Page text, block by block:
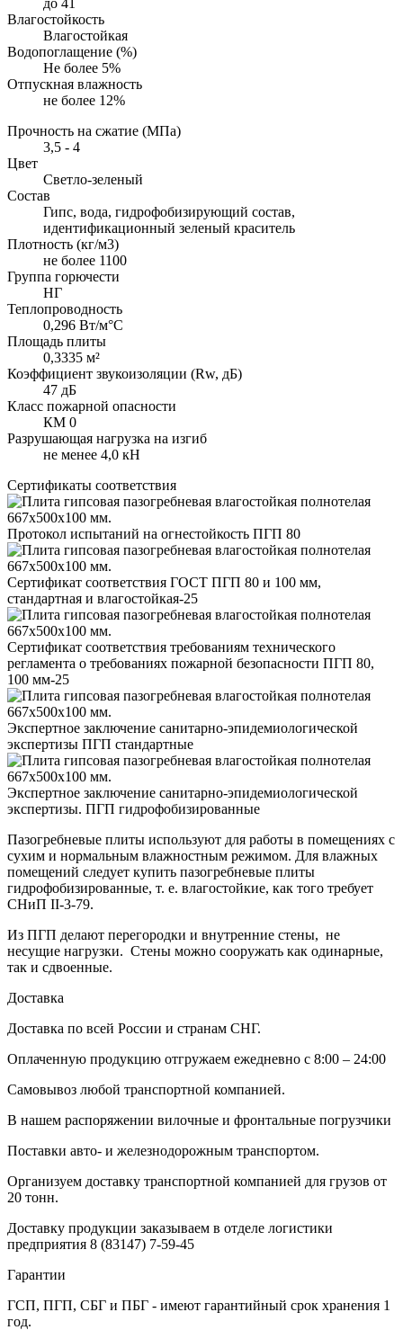
до 41
Влагостойкость
Влагостойкая
Водопоглащение (%)
Не более 5%
Отпускная влажность
не более 12%
Прочность на сжатие (МПа)
3,5 - 4
Цвет
Светло-зеленый
Состав
Гипс, вода, гидрофобизирующий состав,
идентификационный зеленый краситель
Плотность (кг/м3)
не более 1100
Группа горючести
НГ
Теплопроводность
0,296 Вт/м°С
Площадь плиты
0,3335 м²
Коэффициент звукоизоляции (Rw, дБ)
47 дБ
Класс пожарной опасности
КМ 0
Разрушающая нагрузка на изгиб
не менее 4,0 кН
Сертификаты соответствия
Протокол испытаний на огнестойкость ПГП 80
Сертификат соответствия ГОСТ ПГП 80 и 100 мм,
стандартная и влагостойкая-25
Сертификат соответствия требованиям технического
регламента о требованиях пожарной безопасности ПГП 80,
100 мм-25
Экспертное заключение санитарно-эпидемиологической
экспертизы ПГП стандартные
Экспертное заключение санитарно-эпидемиологической
экспертизы. ПГП гидрофобизированные
Пазогребневые плиты используют для работы в помещениях с
сухим и нормальным влажностным режимом. Для влажных
помещений следует купить пазогребневые плиты
гидрофобизированные, т. е. влагостойкие, как того требует
СНиП II-3-79.
Из ПГП делают перегородки и внутренние стены, не
несущие нагрузки. Стены можно сооружать как одинарные,
так и сдвоенные.
Доставка
Доставка по всей России и странам СНГ.
Оплаченную продукцию отгружаем ежедневно с 8:00 – 24:00
Самовывоз любой транспортной компанией.
В нашем распоряжении вилочные и фронтальные погрузчики
Поставки авто- и железнодорожным транспортом.
Организуем доставку транспортной компанией для грузов от
20 тонн.
Доставку продукции заказываем в отделе логистики
предприятия 8 (83147) 7-59-45
Гарантии
ГСП, ПГП, СБГ и ПБГ - имеют гарантийный срок хранения 1
год.